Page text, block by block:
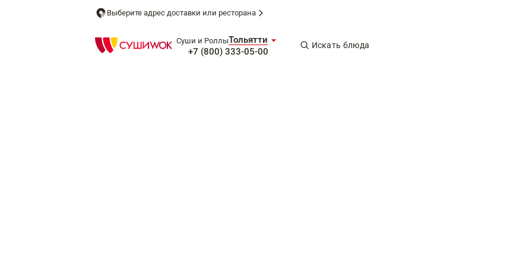
Выберите адрес доставки или ресторана
Суши и РоллыТольятти
+7 (800) 333-05-00
Искать блюда